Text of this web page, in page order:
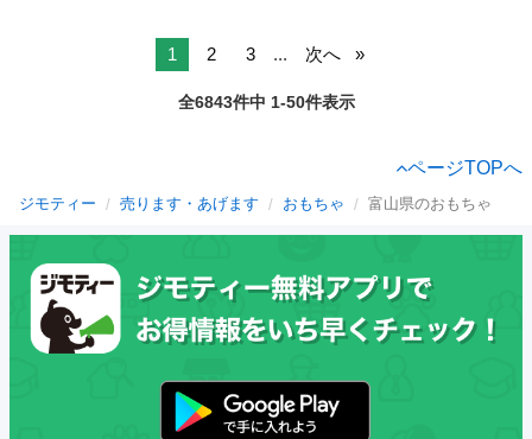
1 2 3 ... 次へ
全6843件中 1-50件表示
ページTOPへ
ジモティー 売ります・あげます おもちゃ 富山県のおもちゃ